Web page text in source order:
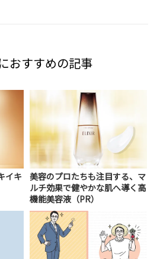
おすすめの記事
イキ
美容のプロたちも注目する、マ
ルチ効果で健やかな肌へ導く高
機能美容液（PR）